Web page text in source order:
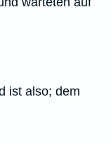
ist also; dem